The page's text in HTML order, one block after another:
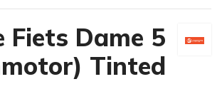
Fiets Dame 5
Tinted